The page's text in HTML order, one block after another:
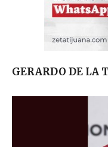
GERARDO DE LA